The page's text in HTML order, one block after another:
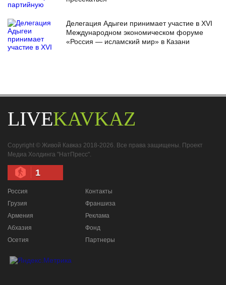
Делегация Адыгеи принимает участие в XVI
Международном экономическом форуме
«Россия — исламский мир» в Казани
LIVEKAVKAZ
Copyright © Живой Кавказ 2018-2026. Все права защищены. Проект
Медиа Холдинга "НатПресс".
1
Россия
Грузия
Армения
Абхазия
Осетия
Контакты
Франшиза
Реклама
Фонд
Партнеры